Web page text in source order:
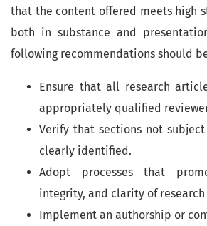
that the content offered meets high
both in substance and
following recommendations should
Ensure that all research
appropriately qualified
Verify that sections not
clearly identified.
Adopt processes that
integrity, and clarity of
Implement an authorship or